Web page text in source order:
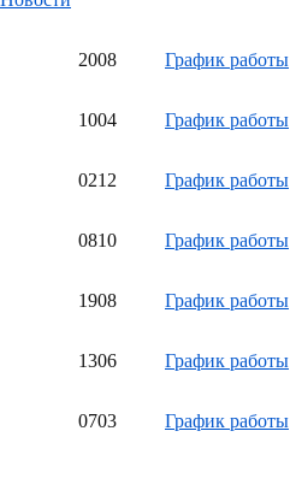
2008 График работы
1004 График работы
0212 График работы
0810 График работы
1908 График работы
1306 График работы
0703 График работы